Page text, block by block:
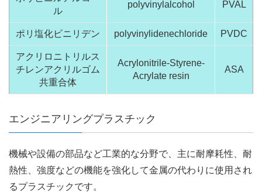
ル
polyvinylalcohol PVAL
ポリ塩化ビニリデン polyvinylidenechloride PVDC
アクリロニトリルス
チレンアクリルゴム
共重合体
Acrylonitrile-Styrene-
Acrylate resin
ASA
エンジニアリングプラスチック
機械や設備の部品など工業的な分野で、主に耐摩耗性、耐
熱性、強度などの機能を強化して金属の代わりに使用され
るプラスチックです。